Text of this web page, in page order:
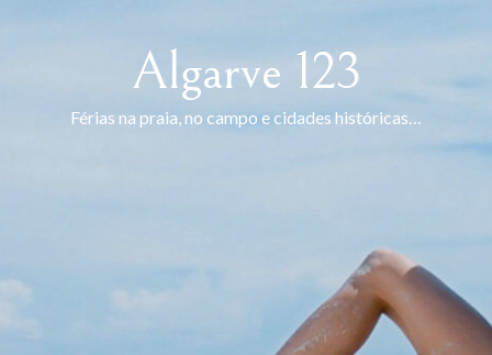
Algarve 123
Férias na praia, no campo e cidades históricas…